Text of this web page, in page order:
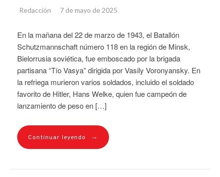
Redacción 7 de mayo de 2025
En la mañana del 22 de marzo de 1943, el Batallón
Schutzmannschaft número 118 en la región de Minsk,
Bielorrusia soviética, fue emboscado por la brigada
partisana “Tío Vasya” dirigida por Vasily Voronyansky. En
la refriega murieron varios soldados, incluido el soldado
favorito de Hitler, Hans Welke, quien fue campeón de
lanzamiento de peso en […]
Continuar leyendo →